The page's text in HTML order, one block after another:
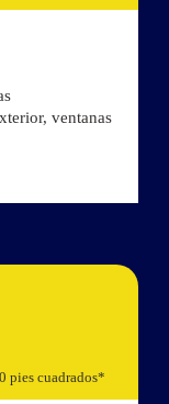
ventanas
pies cuadrados*